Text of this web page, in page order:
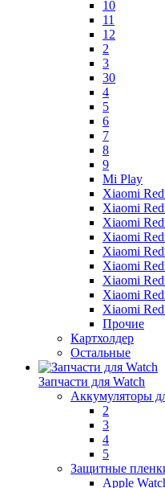
10
11
12
2
3
30
4
5
6
7
8
9
Mi Play
Xiaomi
Xiaomi
Xiaomi
Xiaomi
Xiaomi
Xiaomi
Xiaomi
Xiaomi
Xiaomi
Прочие
Картхолдер
Остальные
Запчасти для Watch
Аккумуляторы
2
3
4
5
Защитные
Apple